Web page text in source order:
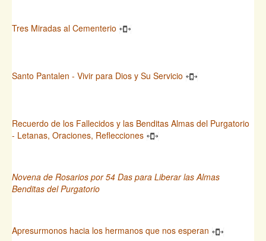
Tres Miradas al Cementerio
Santo Pantalen - Vivir para Dios y Su Servicio
Recuerdo de los Fallecidos y las Benditas Almas del Purgatorio
- Letanas, Oraciones, Reflecciones
Novena de Rosarios por 54 Das para Liberar las Almas
Benditas del Purgatorio
Apresurmonos hacia los hermanos que nos esperan